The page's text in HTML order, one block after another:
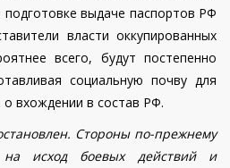
выдаче паспортов РФ
власти оккупированных
всего, будут постепенно
социальную почву для
вхождении в состав РФ.
Стороны по-прежнему
на исход боевых действий и